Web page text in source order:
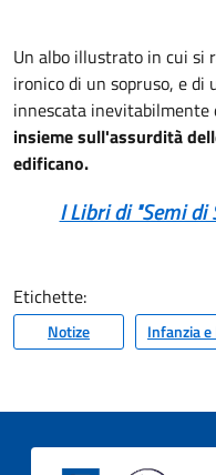
Un albo illustrato in cui si
ironico di un sopruso, e di
innescata inevitabilmente
insieme sull'assurdità
edificano.
I Libri di "Semi di
Etichette:
Notize Infanzia